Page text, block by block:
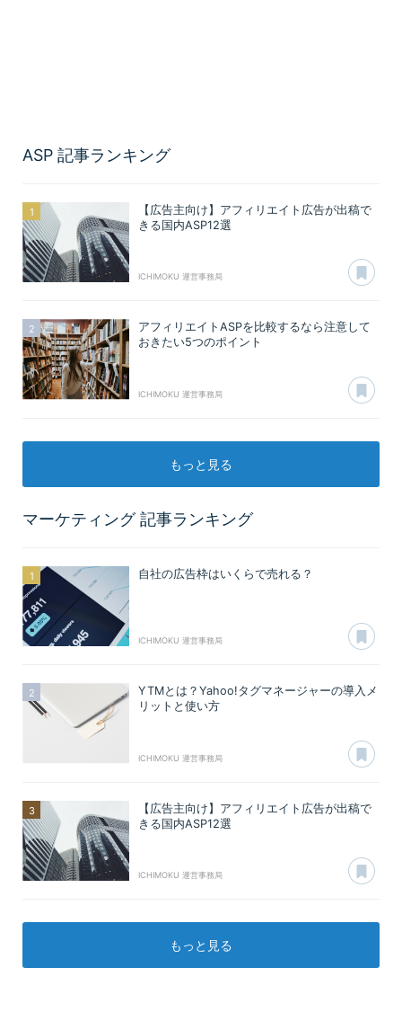
ASP 記事ランキング
【広告主向け】アフィリエイト広告が出稿で
きる国内ASP12選
ICHIMOKU 運営事務局
アフィリエイトASPを比較するなら注意して
おきたい5つのポイント
ICHIMOKU 運営事務局
もっと見る
マーケティング 記事ランキング
自社の広告枠はいくらで売れる？
ICHIMOKU 運営事務局
YTMとは？Yahoo!タグマネージャーの導入メ
リットと使い方
ICHIMOKU 運営事務局
【広告主向け】アフィリエイト広告が出稿で
きる国内ASP12選
ICHIMOKU 運営事務局
もっと見る